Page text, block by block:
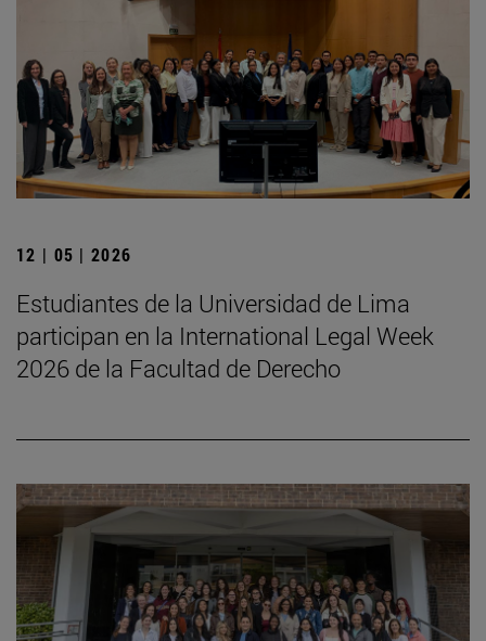
12 | 05 | 2026
Estudiantes de la Universidad de Lima
participan en la International Legal Week
2026 de la Facultad de Derecho